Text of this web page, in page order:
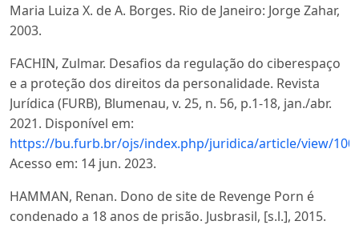
Maria Luiza X. de A. Borges. Rio de Janeiro: Jorge Zahar,
2003.
FACHIN, Zulmar. Desafios da regulação do ciberespaço
e a proteção dos direitos da personalidade. Revista
Jurídica (FURB), Blumenau, v. 25, n. 56, p.1-18, jan./abr.
2021. Disponível em:
https://bu.furb.br/ojs/index.php/juridica/article/view/
Acesso em: 14 jun. 2023.
HAMMAN, Renan. Dono de site de Revenge Porn é
condenado a 18 anos de prisão. Jusbrasil, [s.l.], 2015.